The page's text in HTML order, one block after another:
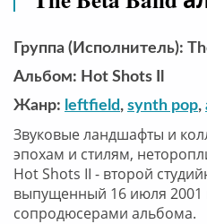
Группа (Исполнитель):
Альбом: Hot Shots Il
Жанр: leftfield, synth pop,
Звуковые ландшафты и
эпохам и стилям,
Hot Shots II - второй
выпущенный 16 июля 2001
сопродюсерами альбома.